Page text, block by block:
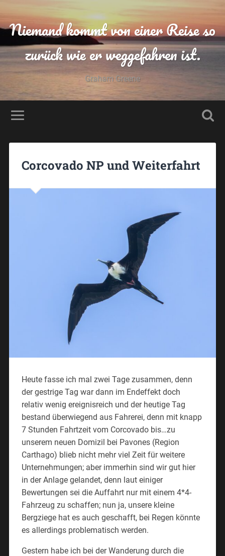
Niemand kommt von einer Reise so
zurück wie er weggefahren ist.
Graham Greene
Corcovado NP und Weiterfahrt
Heute fasse ich mal zwei Tage zusammen, denn
der gestrige Tag war dann im Endeffekt doch
relativ wenig ereignisreich und der heutige Tag
bestand überwiegend aus Fahrerei, denn mit knapp
7 Stunden Fahrtzeit vom Corcovado bis…zu
unserem neuen Domizil bei Pavones (Region
Carthago) blieb nicht mehr viel Zeit für weitere
Unternehmungen; aber immerhin sind wir gut hier
in der Anlage gelandet, denn laut einiger
Bewertungen sei die Auffahrt nur mit einem 4*4-
Fahrzeug zu schaffen; nun ja, unsere kleine
Bergziege hat es auch geschafft, bei Regen könnte
es allerdings problematisch werden.
Gestern habe ich bei der Wanderung durch die